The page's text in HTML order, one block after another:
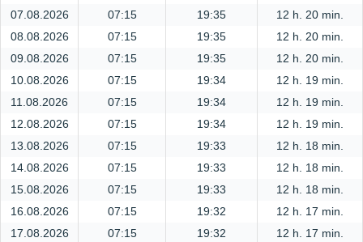
07.08.2026
07:15 19:35
12 h. 20 min.
08.08.2026
07:15 19:35
12 h. 20 min.
09.08.2026
07:15 19:35
12 h. 20 min.
10.08.2026
07:15 19:34
12 h. 19 min.
11.08.2026
07:15 19:34
12 h. 19 min.
12.08.2026
07:15 19:34
12 h. 19 min.
13.08.2026
07:15 19:33
12 h. 18 min.
14.08.2026
07:15 19:33
12 h. 18 min.
15.08.2026
07:15 19:33
12 h. 18 min.
16.08.2026
07:15 19:32
12 h. 17 min.
17.08.2026
07:15 19:32 12 h. 17 min.